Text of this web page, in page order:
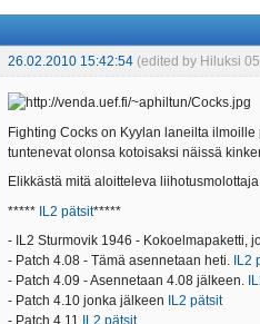
26.02.2010 15:42:54 (edited by Hiluksi
Fighting Cocks on Kyylan laneilta
tuntenevat olonsa kotoisaksi näissä
Elikkästä mitä aloitteleva
***** IL2 pätsit*****
- IL2 Sturmovik 1946 - Kokoelmapaketti,
- Patch 4.08 - Tämä asennetaan heti. IL2
- Patch 4.09 - Asennetaan 4.08 jälkeen.
- Patch 4.10 jonka jälkeen
IL2 pätsit
- Patch 4.11
IL2 pätsit